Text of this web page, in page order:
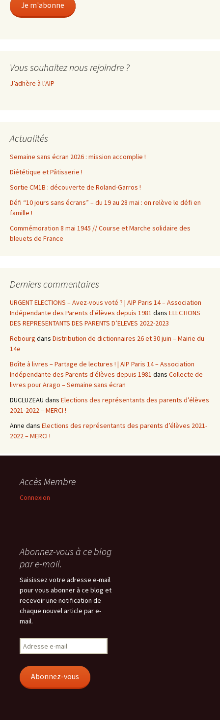
Je m'abonne
Vous souhaitez nous rejoindre ?
J’adhère à l’AIP
Actualités
Semaine sans écran 2026 : mission accomplie !
Diététique et Pâtisserie !
Sortie CM1B : découverte de Roland-Garros !
Défi “10 jours sans écrans” – du 19 au 28 mai : on relève le défi en
famille !
Commémoration 8 mai 1945 // Course et Marche solidaire des
bleuets de France
Derniers commentaires
URGENT ELECTIONS – Avez-vous voté ? | AIP Paris 14 – Association
Indépendante des Parents d'élèves depuis 1981 dans ELECTIONS
DES REPRESENTANTS DES PARENTS D’ELEVES 2022-2023
Rebourg dans Distribution de dictionnaires 26 et 30 juin – Mairie du
14e
Boîte à livres – Partage de lectures ! | AIP Paris 14 – Association
Indépendante des Parents d'élèves depuis 1981 dans Collecte de
livres pour Arago – Semaine sans écran
DUCLUZEAU dans Elections des représentants des parents d’élèves
2021-2022 – MERCI !
Anne dans Elections des représentants des parents d’élèves 2021-
2022 – MERCI !
Accès Membre
Connexion
Abonnez-vous à ce blog
par e-mail.
Saisissez votre adresse e-mail
pour vous abonner à ce blog et
recevoir une notification de
chaque nouvel article par e-
mail.
Adresse
e-
Abonnez-vous